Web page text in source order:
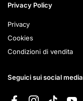
Privacy Policy
Privacy
Cookies
Condizioni di vendita
Seguici sui social media